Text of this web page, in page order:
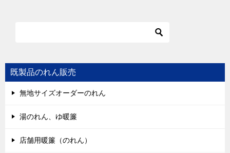
既製品のれん販売
無地サイズオーダーのれん
湯のれん、ゆ暖簾
店舗用暖簾（のれん）